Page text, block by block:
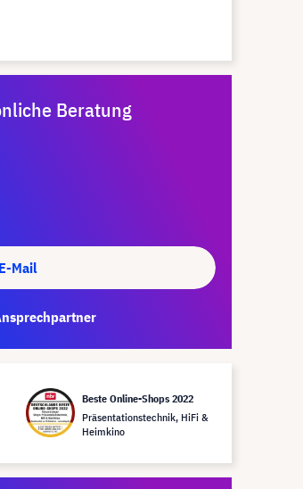
Beratung
E-Mail
Beste Online-Shops 2022
Präsentationstechnik, HiFi &
Heimkino